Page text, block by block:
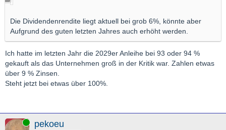
Die Dividendenrendite liegt aktuell bei grob 6%, könnte aber
Aufgrund des guten letzten Jahres auch erhöht werden.
Ich hatte im letzten Jahr die 2029er Anleihe bei 93 oder 94 %
gekauft als das Unternehmen groß in der Kritik war. Zahlen etwas
über 9 % Zinsen.
Steht jetzt bei etwas über 100%.
Online pekoeu